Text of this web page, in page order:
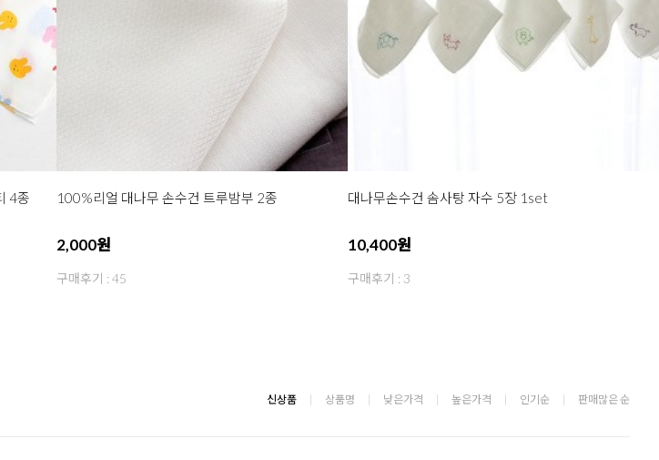
4종 100%리얼 대나무 손수건 트루밤부 2종
2,000원
구매후기 : 45
대나무손수건 솜사탕 자수 5장 1set
10,400원
구매후기 : 3
신상품 상품명 낮은가격 높은가격 인기순 판매많은 순